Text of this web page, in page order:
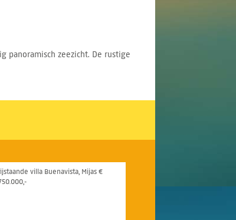
panoramisch zeezicht. De rustige
villa Buenavista, Mijas €